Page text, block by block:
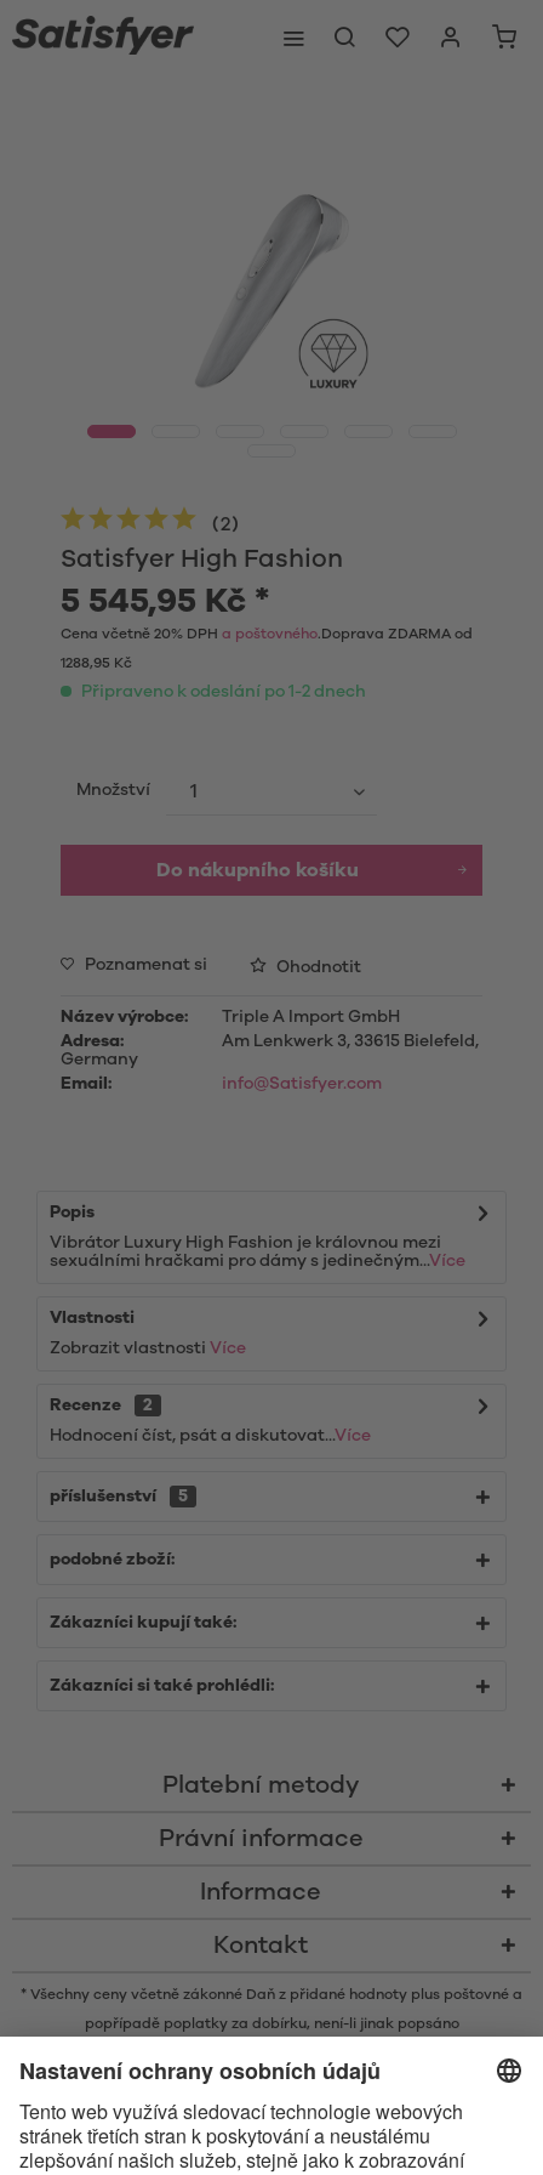
Satisfyer High Fashion
(2)
5 545,95 Kč *
Cena včetně 20% DPH a poštovného.Doprava ZDARMA od
1288,95 Kč
Připraveno k odeslání po 1-2 dnech
Množství
Do nákupního košíku
Poznamenat si Ohodnotit
Název výrobce:
Triple A Import GmbH
Adresa:
Am Lenkwerk 3, 33615 Bielefeld,
Germany
Email:
info@Satisfyer.com
Popis
Vibrátor Luxury High Fashion je královnou mezi
sexuálními hračkami pro dámy s jedinečným...Více
Vlastnosti
Zobrazit vlastnosti Více
Recenze
2
Hodnocení číst, psát a diskutovat...Více
příslušenství 5
podobné zboží:
Zákazníci kupují také:
Zákazníci si také prohlédli:
Platební metody
Právní informace
Informace
Kontakt
* Všechny ceny včetně zákonné Daň z přidané hodnoty plus poštovné a
popřípadě poplatky za dobírku, není-li jinak popsáno
ochrannými známkami ve vlastnictví společnosti Bluetooth SIG, Inc. a
veškeré používání těchto značek společností Satisfyer GmbH probíhá na
základě licence.
Apple, logo Apple a Apple Watch jsou obchodními známkami společnosti